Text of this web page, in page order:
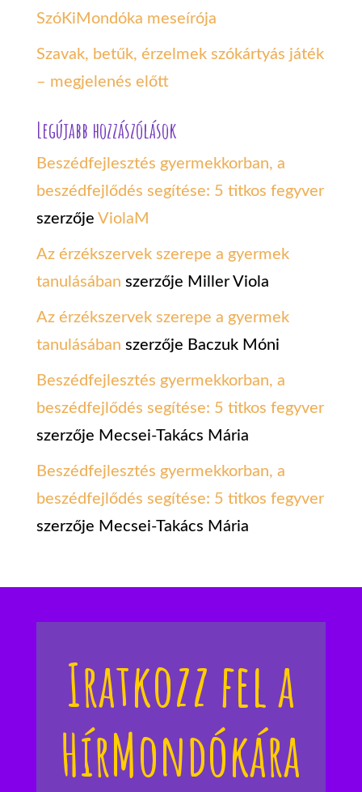
SzóKiMondóka meseírója
Szavak, betűk, érzelmek szókártyás játék
– megjelenés előtt
Legújabb hozzászólások
Beszédfejlesztés gyermekkorban, a
beszédfejlődés segítése: 5 titkos fegyver
szerzője ViolaM
Az érzékszervek szerepe a gyermek
tanulásában szerzője Miller Viola
Az érzékszervek szerepe a gyermek
tanulásában szerzője Baczuk Móni
Beszédfejlesztés gyermekkorban, a
beszédfejlődés segítése: 5 titkos fegyver
szerzője Mecsei-Takács Mária
Beszédfejlesztés gyermekkorban, a
beszédfejlődés segítése: 5 titkos fegyver
szerzője Mecsei-Takács Mária
Iratkozz fel a
HírMondókára